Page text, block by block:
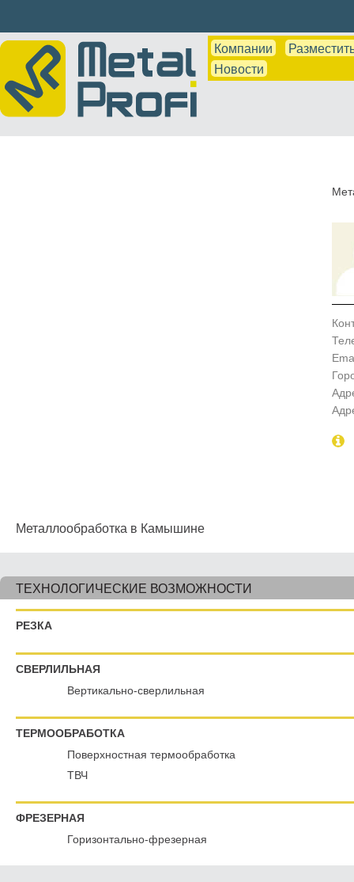
Компании
Новости
Металлообработка в Камышине
ТЕХНОЛОГИЧЕСКИЕ ВОЗМОЖНОСТИ
РЕЗКА
СВЕРЛИЛЬНАЯ
Вертикально-сверлильная
ТЕРМООБРАБОТКА
Поверхностная термообработка
ТВЧ
ФРЕЗЕРНАЯ
Горизонтально-фрезерная